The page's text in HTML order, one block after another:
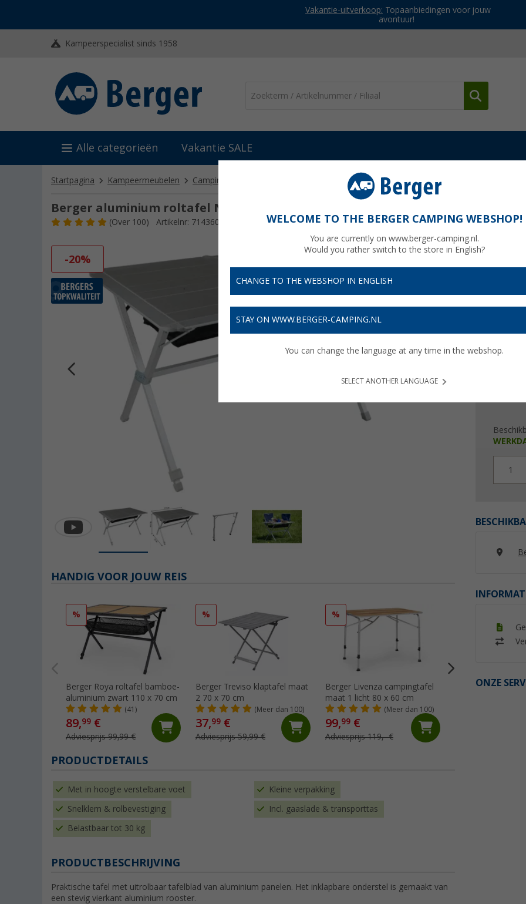
Vakantie-uitverkoop: Topaanbiedingen voor jouw
avontuur!
Kampeerspecialist sinds 1958
Alle categorieën Vakantie SALE
Startpagina Kampeermeubelen Campingtafel Berger aluminium roltafel Nera 115 x 78,5 cm
Berger aluminium roltafel Nera 115 x 78,5 cm
(Over100) Artikelnr: 714360
-20%
€
1
ONZE
HANDIG VOOR JOUW REIS
%
Berger Roya roltafel bamboe-
aluminium zwart 110 x 70 cm
(41)
89,99 €
Adviesprijs 99,99 €
%
Berger Treviso klaptafel maat
2 70 x 70 cm
(Meer dan 100)
37,99 €
Adviesprijs 59,99 €
%
Berger Livenza campingtafel
maat 1 licht 80 x 60 cm
(Meer dan 100)
99,99 €
Adviesprijs 119,- €
Berger Ivalo 2
PRODUCTDETAILS
Met in hoogte verstelbare voet Kleine verpakking
Snelklem & rolbevestiging Incl. gaaslade & transporttas
Belastbaar tot 30 kg
PRODUCTBESCHRIJVING
Praktische tafel met uitrolbaar tafelblad van aluminium panelen. Het inklapbare onderstel is gemaakt van
een stevig vierkant aluminium rooster.
WELCOME TO THE BERGER CAMPING WEBSHOP!
You are currently on www.berger-camping.nl.
Would you rather switch to the store in English?
CHANGE TO THE WEBSHOP IN ENGLISH
STAY ON WWW.BERGER-CAMPING.NL
You can change the language at any time in the webshop.
SELECT ANOTHER LANGUAGE